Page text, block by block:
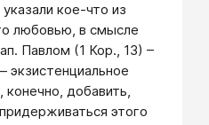
кое-что из
любовью, в смысле
Павлом (1 Кор., 13) –
экзистенциальное
добавить,
этого